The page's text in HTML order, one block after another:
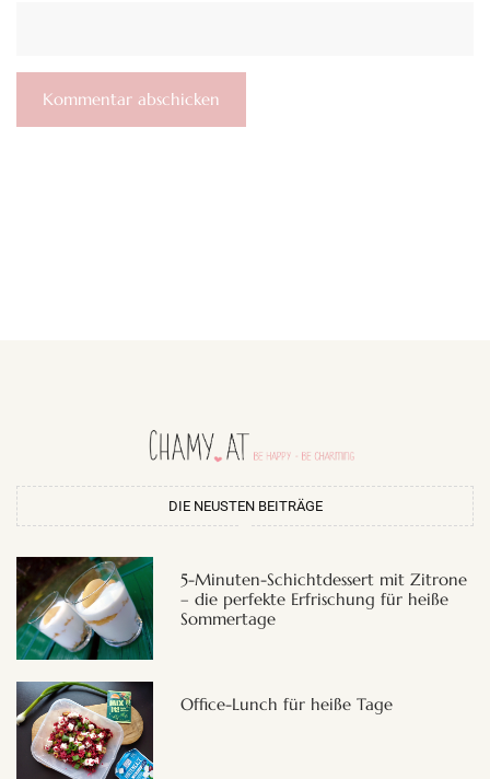
DIE NEUSTEN BEITRÄGE
5-Minuten-Schichtdessert mit Zitrone
– die perfekte Erfrischung für heiße
Sommertage
Office-Lunch für heiße Tage